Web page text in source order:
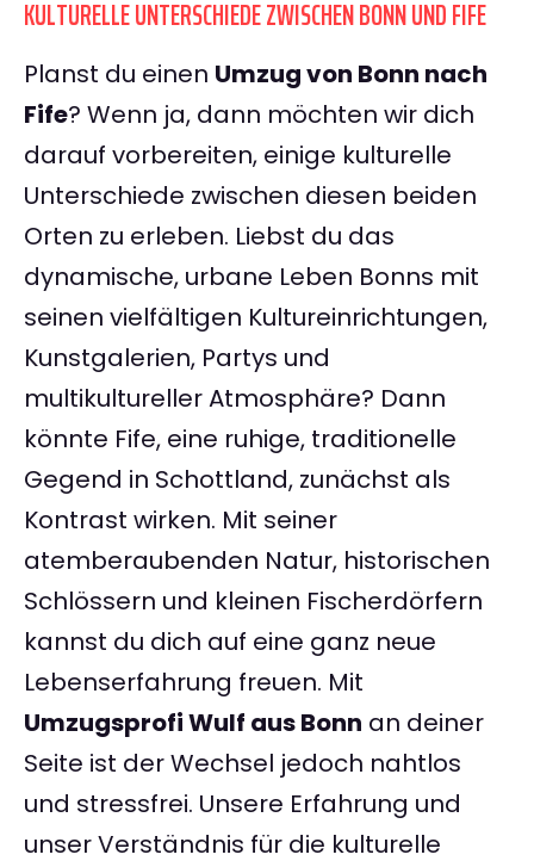
KULTURELLE UNTERSCHIEDE ZWISCHEN BONN UND FIFE
Planst du einen Umzug von Bonn nach
Fife? Wenn ja, dann möchten wir dich
darauf vorbereiten, einige kulturelle
Unterschiede zwischen diesen beiden
Orten zu erleben. Liebst du das
dynamische, urbane Leben Bonns mit
seinen vielfältigen Kultureinrichtungen,
Kunstgalerien, Partys und
multikultureller Atmosphäre? Dann
könnte Fife, eine ruhige, traditionelle
Gegend in Schottland, zunächst als
Kontrast wirken. Mit seiner
atemberaubenden Natur, historischen
Schlössern und kleinen Fischerdörfern
kannst du dich auf eine ganz neue
Lebenserfahrung freuen. Mit
Umzugsprofi Wulf aus Bonn an deiner
Seite ist der Wechsel jedoch nahtlos
und stressfrei. Unsere Erfahrung und
unser Verständnis für die kulturelle